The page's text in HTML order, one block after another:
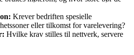
Krever bedriften spesielle
eller tilkomst for varelevering?
Hvilke krav stilles til nettverk, servere